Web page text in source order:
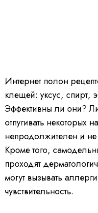
Интернет полон
клещей: уксус, спирт,
Эффективны ли они?
отпугивать некоторых
непродолжителен и не
Кроме того,
проходят
могут вызывать
чувствительность.